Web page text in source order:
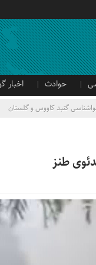
حوادث اخبار
گنبد کاووس و گلستان
طنز